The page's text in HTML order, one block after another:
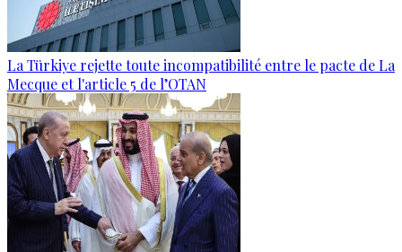
La Türkiye rejette toute incompatibilité entre le pacte de La
Mecque et l'article 5 de l’OTAN